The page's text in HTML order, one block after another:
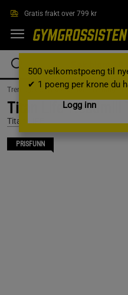
Gratis frakt over 799 kr
500 velkomstpoeng til
✔ 1 poeng per krone du
Logg inn
Treningsutstyr & tilbehør /
Titan Life Treadmill
Titan LIFE
PRISFUNN